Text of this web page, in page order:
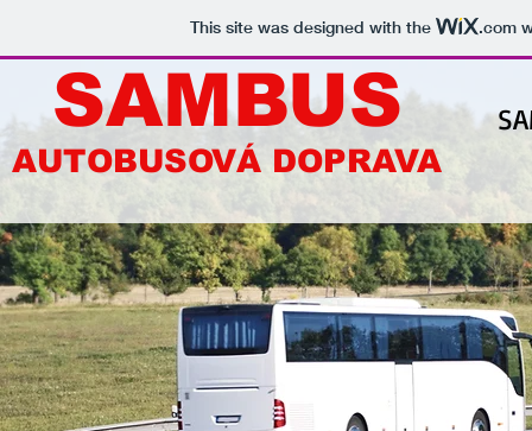
This site was designed with the .com
AUTOBUSOVÁ DOPRAVA
SAMBUS
AUTOBUSOVÁ DOPRAVA